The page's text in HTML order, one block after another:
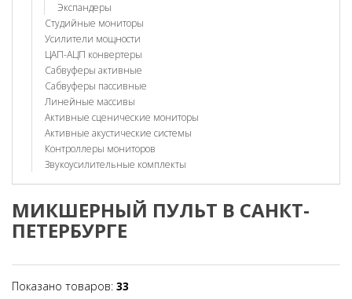
Экспандеры
Студийные мониторы
Усилители мощности
ЦАП-АЦП конвертеры
Сабвуферы активные
Сабвуферы пассивные
Линейные массивы
Активные сценические мониторы
Активные акустические системы
Контроллеры мониторов
Звукоусилительные комплекты
МИКШЕРНЫЙ ПУЛЬТ В САНКТ-
ПЕТЕРБУРГЕ
Показано товаров: 33